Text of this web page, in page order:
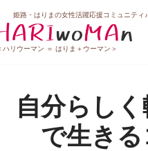
コ
ン
へ
ハリウーマン ＝ はりま＋ウーマン＞
姫路・はりまの女性活躍応援コミュニティ♪
自分らし
で生き